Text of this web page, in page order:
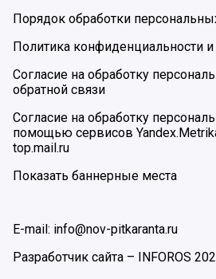
Порядок обработки
Политика конфиденциальности
Согласие на обработку
обратной связи
Согласие на обработку
помощью сервисов
top.mail.ru
Показать баннерные места
E-mail: info@nov-pitkaranta.ru
Разработчик сайта –
INFOROS